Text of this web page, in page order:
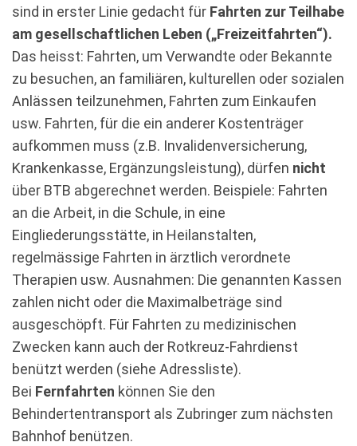
sind in erster Linie gedacht für Fahrten zur Teilhabe
am gesellschaftlichen Leben („Freizeitfahrten“).
Das heisst: Fahrten, um Verwandte oder Bekannte
zu besuchen, an familiären, kulturellen oder sozialen
Anlässen teilzunehmen, Fahrten zum Einkaufen
usw. Fahrten, für die ein anderer Kostenträger
aufkommen muss (z.B. Invalidenversicherung,
Krankenkasse, Ergänzungsleistung), dürfen nicht
über BTB abgerechnet werden. Beispiele: Fahrten
an die Arbeit, in die Schule, in eine
Eingliederungsstätte, in Heilanstalten,
regelmässige Fahrten in ärztlich verordnete
Therapien usw. Ausnahmen: Die genannten Kassen
zahlen nicht oder die Maximalbeträge sind
ausgeschöpft. Für Fahrten zu medizinischen
Zwecken kann auch der Rotkreuz-Fahrdienst
benützt werden (siehe Adressliste).
Bei Fernfahrten können Sie den
Behindertentransport als Zubringer zum nächsten
Bahnhof benützen.